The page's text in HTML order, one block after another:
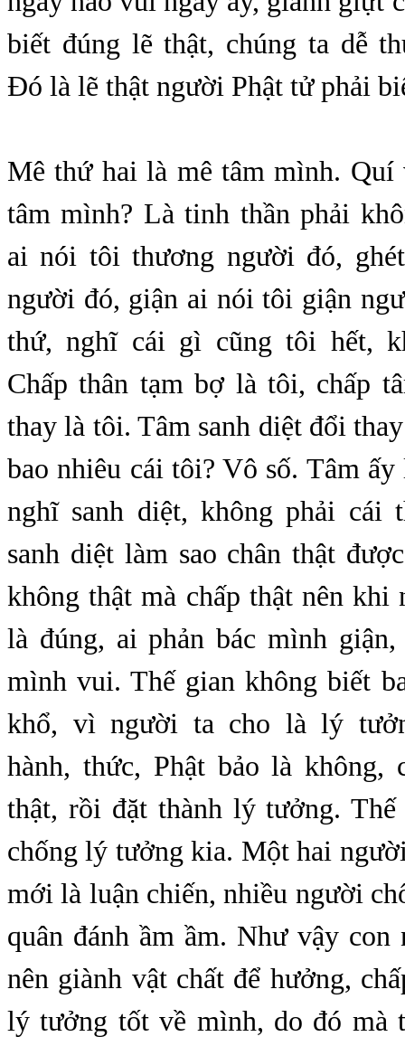
biết đúng lẽ thật, chúng ta dễ
Đó là lẽ thật người Phật tử phải
Mê thứ hai là mê tâm mình.
tâm mình? Là tinh thần phải
ai nói tôi thương người đó,
người đó, giận ai nói tôi giận
thứ, nghĩ cái gì cũng tôi hết,
Chấp thân tạm bợ là tôi, chấp
thay là tôi. Tâm sanh diệt đổi
bao nhiêu cái tôi? Vô số. Tâm
nghĩ sanh diệt, không phải cái
sanh diệt làm sao chân thật
không thật mà chấp thật nên khi
là đúng, ai phản bác mình giận,
mình vui. Thế gian không biết
khổ, vì người ta cho là lý
hành, thức, Phật bảo là không,
thật, rồi đặt thành lý tưởng.
chống lý tưởng kia. Một hai
mới là luận chiến, nhiều người
quân đánh ầm ầm. Như vậy con
nên giành vật chất để hưởng,
lý tưởng tốt về mình, do đó mà